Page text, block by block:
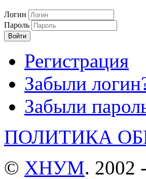
Логин
Пароль
Войти
Регистрация
Забыли
Забыли
ПОЛИТИКА
© ХНУМ. 2002